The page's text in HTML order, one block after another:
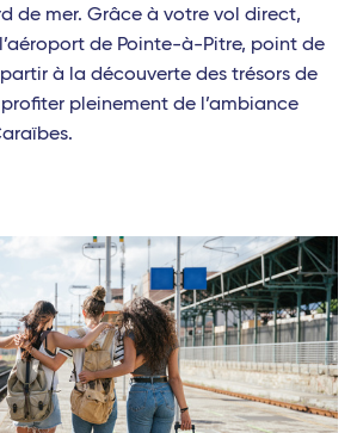
de mer. Grâce à votre vol direct,
de Pointe-à-Pitre, point de
à la découverte des trésors de
pleinement de l’ambiance